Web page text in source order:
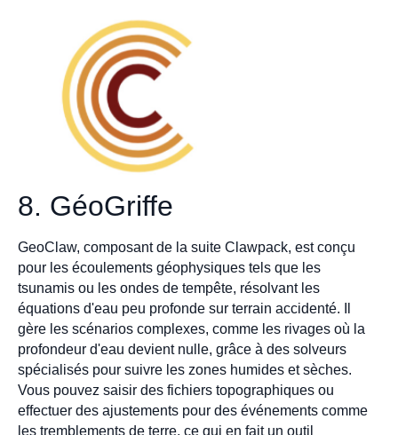
8. GéoGriffe
GeoClaw, composant de la suite Clawpack, est conçu
pour les écoulements géophysiques tels que les
tsunamis ou les ondes de tempête, résolvant les
équations d'eau peu profonde sur terrain accidenté. Il
gère les scénarios complexes, comme les rivages où la
profondeur d'eau devient nulle, grâce à des solveurs
spécialisés pour suivre les zones humides et sèches.
Vous pouvez saisir des fichiers topographiques ou
effectuer des ajustements pour des événements comme
les tremblements de terre, ce qui en fait un outil